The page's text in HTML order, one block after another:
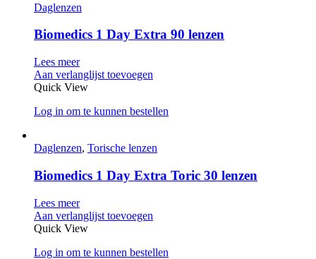
Daglenzen
Biomedics 1 Day Extra 90 lenzen
Lees meer
Aan verlanglijst toevoegen
Quick View
Log in om te kunnen bestellen
Daglenzen, Torische lenzen
Biomedics 1 Day Extra Toric 30 lenzen
Lees meer
Aan verlanglijst toevoegen
Quick View
Log in om te kunnen bestellen